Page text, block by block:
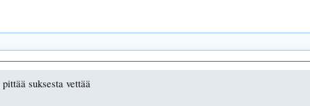
suksesta vettää